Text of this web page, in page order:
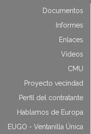
Documentos
Informes
Enlaces
Vídeos
CMU
Proyecto vecindad
Perfil del contratante
Hablamos de Europa
EUGO - Ventanilla Única